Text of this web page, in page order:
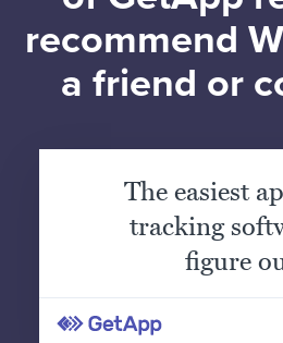
recommend
a friend or
The easiest
tracking
figure